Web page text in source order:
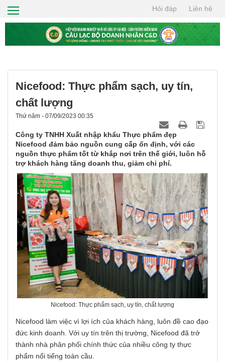
Hỏi đáp Liên hệ
CƠ HỘI GIAO THƯƠNG
TÌM KIẾM
LIÊN HỆ
Nicefood: Thực phẩm sạch, uy tín,
chất lượng
Thứ năm - 07/09/2023 00:35
Công ty TNHH Xuất nhập khẩu Thực phẩm đẹp
Nicefood đảm bảo nguồn cung cấp ổn định, với các
nguồn thực phẩm tốt từ khắp nơi trên thế giới, luôn hỗ
trợ khách hàng tăng doanh thu, giảm chi phí.
Nicefood: Thực phẩm sạch, uy tín, chất lượng
Nicefood làm việc vì lợi ích của khách hàng, luôn đề cao đạo
đức kinh doanh. Với uy tín trên thị trường, Nicefood đã trở
thành nhà phân phối chính thức của nhiều công ty thực
phẩm nổi tiếng toàn cầu.